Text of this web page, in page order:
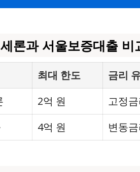
론과 서울보증대출 비
최대 한도 금리
2억 원 고정금
4억 원 변동